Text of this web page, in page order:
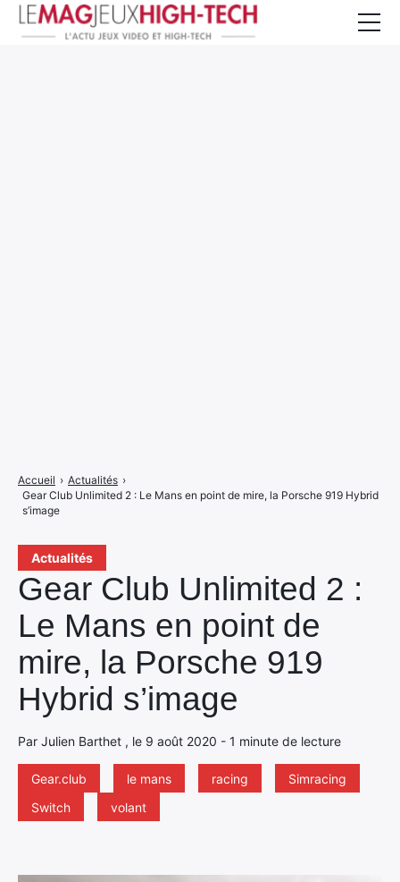
Actualités
Gear Club Unlimited 2 :
Le Mans en point de
mire, la Porsche 919
Hybrid s’image
Par Julien Barthet , le 9 août 2020 - 1 minute de lecture
Gear.club le mans racing
Simracing
Switch
volant
Accueil › Actualités ›
Gear Club Unlimited 2 : Le Mans en point de mire, la Porsche 919 Hybrid
s’image